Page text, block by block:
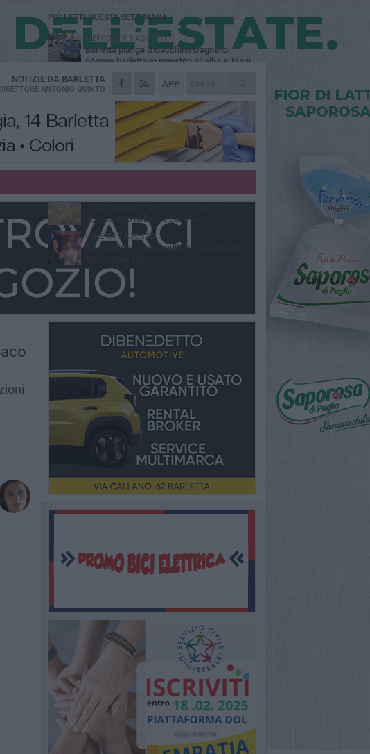
APP
NOTIZIE DA BARLETTA
DIRETTORE ANTONIO QUINTO
PIÙ LETTI QUESTA SETTIMANA
MERCOLEDÌ 5 AGOSTO
Barletta piange Gioacchino Dagnello:
64enne barlettano investito all'alba a Trani
GIOVEDÌ 6 AGOSTO
Il ricordo di "Cecco", il benzinaio col
sorriso: «Contava i giorni che lo
separavano dalla pensione»
VENERDÌ 7 AGOSTO
Incidente sulla 16 bis a Barletta, traffico
bloccato verso Bari
DOMENICA 9 AGOSTO
Barletta, 14enne investita da una bici
MERCOLEDÌ 5 AGOSTO
sopralluogo nell'area dell'evento
VENERDÌ 7 AGOSTO
Da estetista a imprenditrice: la storia di